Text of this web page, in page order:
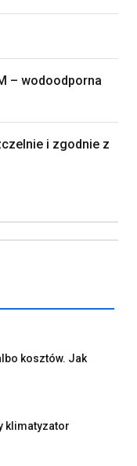
– wodoodporna
i zgodnie z
kosztów. Jak
klimatyzator